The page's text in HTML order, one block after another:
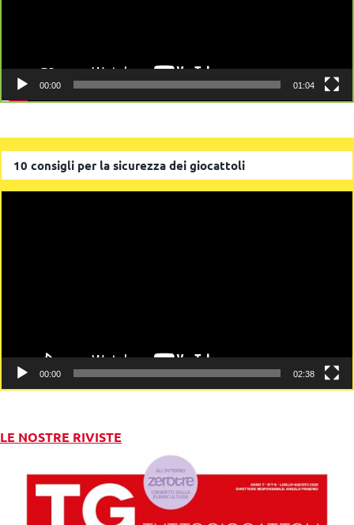
00:00 01:04
10 consigli per la sicurezza dei giocattoli
00:00 02:38
LE NOSTRE RIVISTE